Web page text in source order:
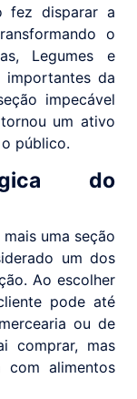
fez disparar a
o
Legumes e
importantes da
impecável
um ativo
público.
do
uma seção
um dos
Ao escolher
pode até
ou de
comprar, mas
com alimentos